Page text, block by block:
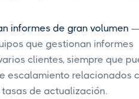
informes de gran volumen —
que gestionan informes
clientes, siempre que
escalamiento relacionados
de actualización.